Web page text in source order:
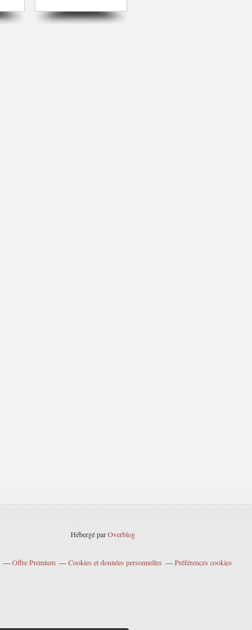
Hébergé parOverblog
Offre Premium Cookies et données personnelles Préférences cookies